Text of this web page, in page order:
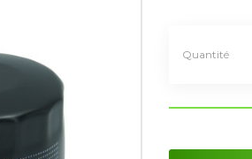
Quantité